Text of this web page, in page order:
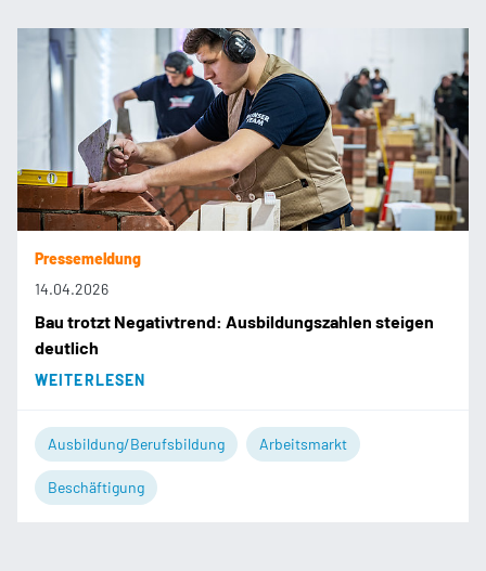
Pressemeldung
14.04.2026
Bau trotzt Negativtrend: Ausbildungszahlen steigen
deutlich
WEITERLESEN
Ausbildung/Berufsbildung Arbeitsmarkt
Beschäftigung